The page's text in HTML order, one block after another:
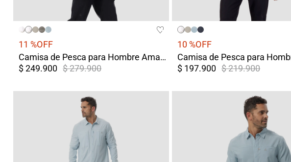
11 %OFF
Camisa de Pesca para Hombre Amazonas Blanca Protección UV
$ 249.900 $ 279.900
10 %OFF
$ 197.900 $ 219.900